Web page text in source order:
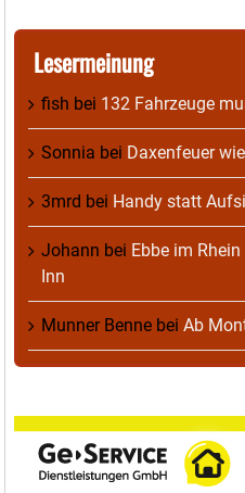
Lesermeinung
fish bei 132 Fahrzeuge
Sonnia bei Daxenfeuer
3mrd bei Handy statt
Johann bei Ebbe im
Inn
Munner Benne bei Ab